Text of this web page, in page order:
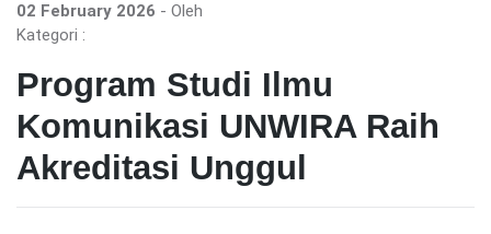
02 February 2026 - Oleh
Kategori :
Program Studi Ilmu
Komunikasi UNWIRA Raih
Akreditasi Unggul